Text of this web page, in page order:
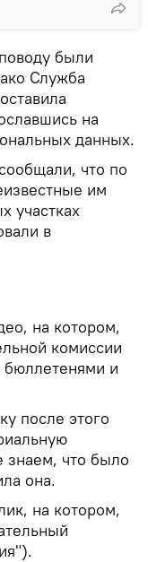
были
Служба
на
данных.
что по
им
участках
в
на котором,
комиссии
и
после этого
что было
она.
на котором,